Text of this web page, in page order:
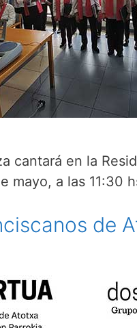
cantará en la
mayo, a las 11:30
de